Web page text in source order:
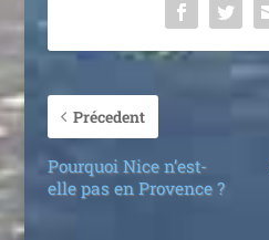
Précedent
Pourquoi Nice n’est-
elle pas en Provence ?